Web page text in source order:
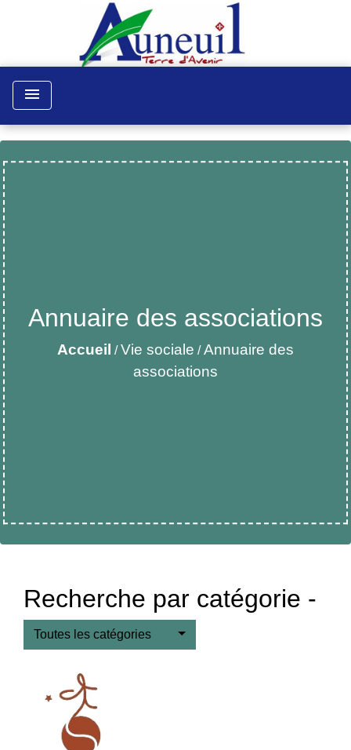
menu
Annuaire des associations
Accueil /Vie sociale /Annuaire des
associations
Recherche par catégorie -
Toutes les catégories